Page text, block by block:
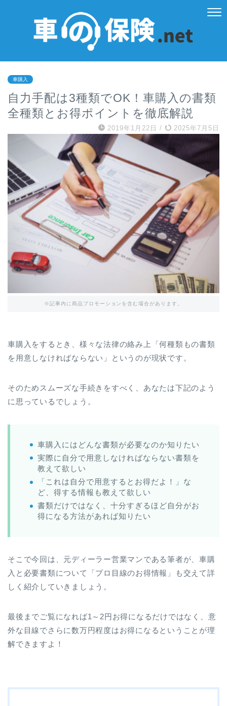
車購入
自力手配は3種類でOK！車購入の書類
全種類とお得ポイントを徹底解説
2019年1月22日 / 2025年7月5日
※記事内に商品プロモーションを含む場合があります。
車購入をするとき、様々な法律の絡み上「何種類もの書類
を用意しなければならない」というのが現状です。
そのためスムーズな手続きをすべく、あなたは下記のよう
に思っているでしょう。
車購入にはどんな書類が必要なのか知りたい
実際に自分で用意しなければならない書類を
教えて欲しい
「これは自分で用意するとお得だよ！」な
ど、得する情報も教えて欲しい
書類だけではなく、十分すぎるほど自分がお
得になる方法があれば知りたい
そこで今回は、元ディーラー営業マンである筆者が、車購
入と必要書類について「プロ目線のお得情報」も交えて詳
しく紹介していきましょう。
最後までご覧になれば1～2円お得になるだけではなく、意
外な目線でさらに数万円程度はお得になるということが理
解できますよ！